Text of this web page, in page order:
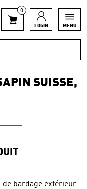
0
LOGIN MENU
SUISSE,
de bardage extérieur